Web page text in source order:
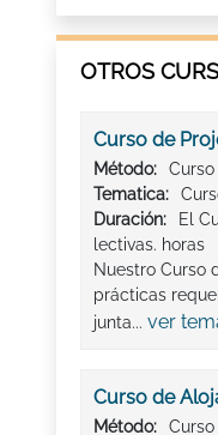
OTROS
Curso de
Método:
Tematica:
Duración:
El
lectivas. horas
Nuestro Curso
prácticas
junta... ver
Curso de
Método: